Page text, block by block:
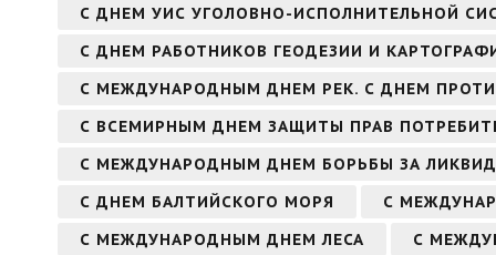
С ДНЕМ УИС УГОЛОВНО-ИСПОЛНИТЕЛЬНОЙ
С ДНЕМ РАБОТНИКОВ ГЕОДЕЗИИ И
С МЕЖДУНАРОДНЫМ ДНЕМ РЕК. С ДНЕМ
С ВСЕМИРНЫМ ДНЕМ ЗАЩИТЫ ПРАВ
С МЕЖДУНАРОДНЫМ ДНЕМ БОРЬБЫ ЗА
С ДНЕМ БАЛТИЙСКОГО МОРЯ
С
С МЕЖДУНАРОДНЫМ ДНЕМ ЛЕСА
С